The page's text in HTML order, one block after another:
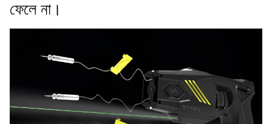
ফেলে না।